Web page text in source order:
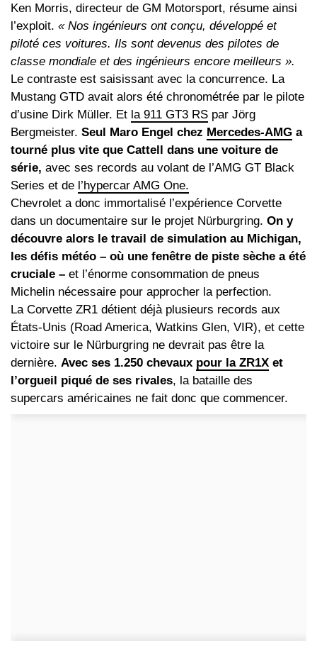
Ken Morris, directeur de GM Motorsport, résume ainsi
l’exploit. « Nos ingénieurs ont conçu, développé et
piloté ces voitures. Ils sont devenus des pilotes de
classe mondiale et des ingénieurs encore meilleurs ».
Le contraste est saisissant avec la concurrence. La
Mustang GTD avait alors été chronométrée par le pilote
d’usine Dirk Müller. Et la 911 GT3 RS par Jörg
Bergmeister. Seul Maro Engel chez Mercedes-AMG a
tourné plus vite que Cattell dans une voiture de
série, avec ses records au volant de l’AMG GT Black
Series et de l’hypercar AMG One.
Chevrolet a donc immortalisé l’expérience Corvette
dans un documentaire sur le projet Nürburgring. On y
découvre alors le travail de simulation au Michigan,
les défis météo – où une fenêtre de piste sèche a été
cruciale – et l’énorme consommation de pneus
Michelin nécessaire pour approcher la perfection.
La Corvette ZR1 détient déjà plusieurs records aux
États-Unis (Road America, Watkins Glen, VIR), et cette
victoire sur le Nürburgring ne devrait pas être la
dernière. Avec ses 1.250 chevaux pour la ZR1X et
l’orgueil piqué de ses rivales, la bataille des
supercars américaines ne fait donc que commencer.